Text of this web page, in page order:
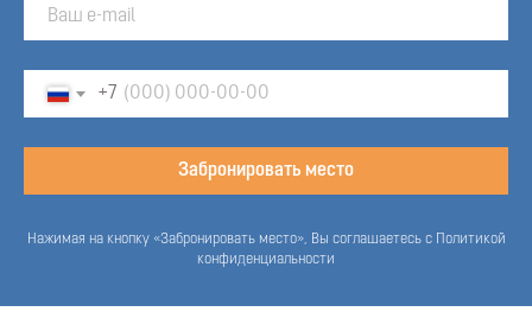
+7
Забронировать место
Нажимая на кнопку «Забронировать место», Вы соглашаетесь с Политикой
конфиденциальности